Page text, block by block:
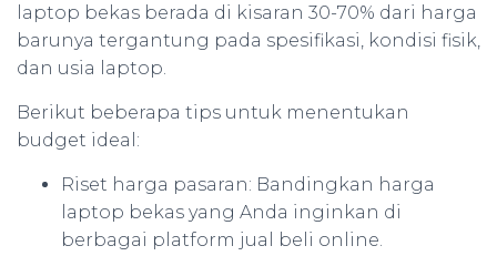
laptop bekas berada di kisaran 30-70% dari harga
barunya tergantung pada spesifikasi, kondisi fisik,
dan usia laptop.
Berikut beberapa tips untuk menentukan
budget ideal:
Riset harga pasaran: Bandingkan harga
laptop bekas yang Anda inginkan di
berbagai platform jual beli online.